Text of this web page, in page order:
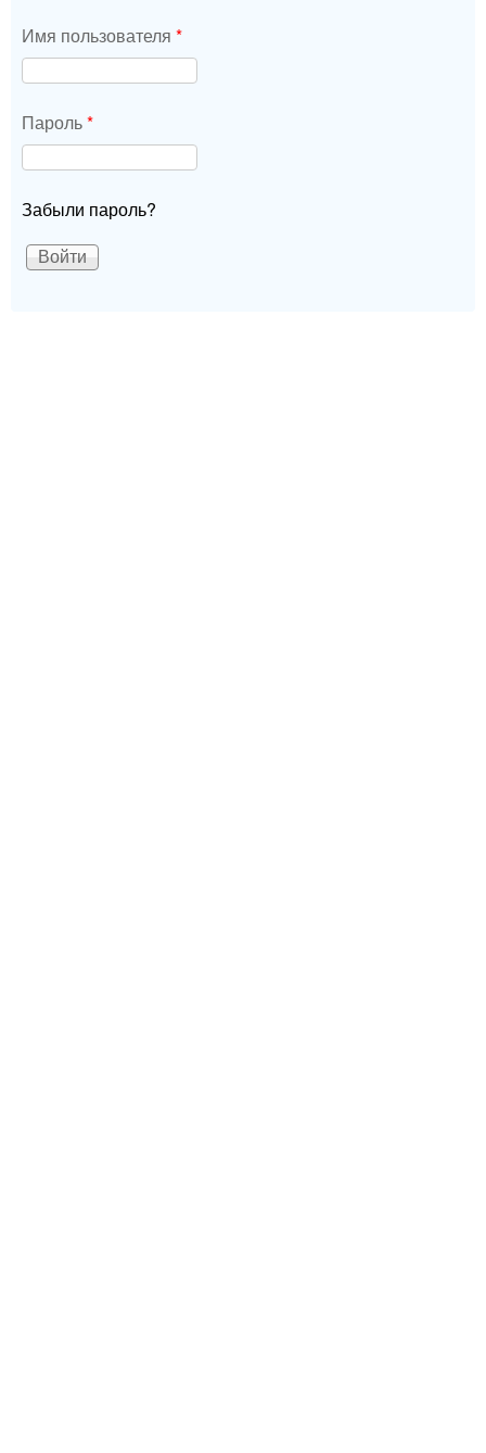
Имя пользователя *
Пароль*
Забыли пароль?